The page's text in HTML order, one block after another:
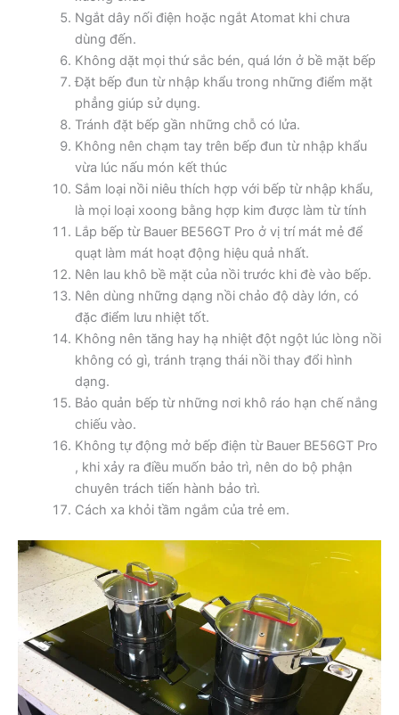
Ngắt dây nối điện hoặc ngắt Atomat khi chưa
dùng đến.
Không dặt mọi thứ sắc bén, quá lớn ở bề mặt bếp
Đặt bếp đun từ nhập khẩu trong những điểm mặt
phẳng giúp sử dụng.
Tránh đặt bếp gần những chỗ có lửa.
Không nên chạm tay trên bếp đun từ nhập khẩu
vừa lúc nấu món kết thúc
Sắm loại nồi niêu thích hợp với bếp từ nhập khẩu,
là mọi loại xoong bằng hợp kim được làm từ tính
Lắp bếp từ Bauer BE56GT Pro ở vị trí mát mẻ để
quạt làm mát hoạt động hiệu quả nhất.
Nên lau khô bề mặt của nồi trước khi đè vào bếp.
Nên dùng những dạng nồi chảo độ dày lớn, có
đặc điểm lưu nhiệt tốt.
Không nên tăng hay hạ nhiệt đột ngột lúc lòng nồi
không có gì, tránh trạng thái nồi thay đổi hình
dạng.
Bảo quản bếp từ những nơi khô ráo hạn chế nắng
chiếu vào.
Không tự động mở bếp điện từ Bauer BE56GT Pro
, khi xảy ra điều muốn bảo trì, nên do bộ phận
chuyên trách tiến hành bảo trì.
Cách xa khỏi tầm ngắm của trẻ em.